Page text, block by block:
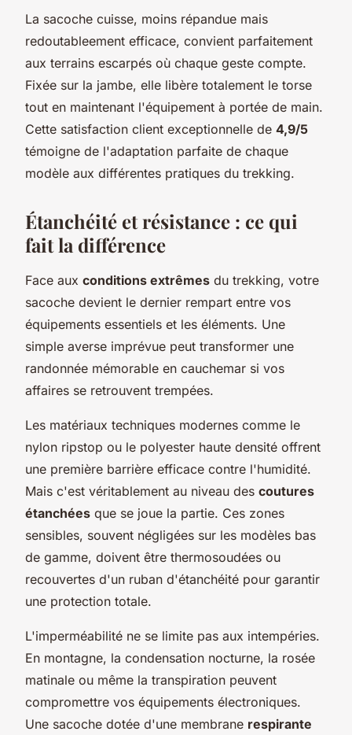
La sacoche cuisse, moins répandue mais
redoutableement efficace, convient parfaitement
aux terrains escarpés où chaque geste compte.
Fixée sur la jambe, elle libère totalement le torse
tout en maintenant l'équipement à portée de main.
Cette satisfaction client exceptionnelle de 4,9/5
témoigne de l'adaptation parfaite de chaque
modèle aux différentes pratiques du trekking.
Étanchéité et résistance : ce qui
fait la différence
Face aux conditions extrêmes du trekking, votre
sacoche devient le dernier rempart entre vos
équipements essentiels et les éléments. Une
simple averse imprévue peut transformer une
randonnée mémorable en cauchemar si vos
affaires se retrouvent trempées.
Les matériaux techniques modernes comme le
nylon ripstop ou le polyester haute densité offrent
une première barrière efficace contre l'humidité.
Mais c'est véritablement au niveau des coutures
étanchées que se joue la partie. Ces zones
sensibles, souvent négligées sur les modèles bas
de gamme, doivent être thermosoudées ou
recouvertes d'un ruban d'étanchéité pour garantir
une protection totale.
L'imperméabilité ne se limite pas aux intempéries.
En montagne, la condensation nocturne, la rosée
matinale ou même la transpiration peuvent
compromettre vos équipements électroniques.
Une sacoche dotée d'une membrane respirante